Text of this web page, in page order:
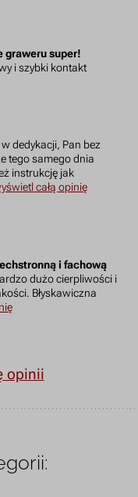
graweru super!
i szybki kontakt
w dedykacji, Pan bez
tego samego dnia
instrukcję jak
całą opinię
i fachową
dużo cierpliwości i
Błyskawiczna
opinii